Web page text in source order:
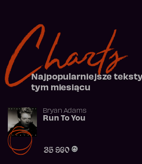
Charts
Najpopularniejsze
tym miesiącu
Bryan Adams
Run To You
35 960